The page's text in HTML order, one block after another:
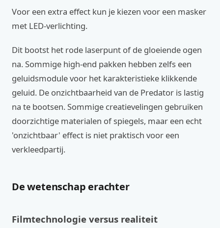
Voor een extra effect kun je kiezen voor een masker
met LED-verlichting.
Dit bootst het rode laserpunt of de gloeiende ogen
na. Sommige high-end pakken hebben zelfs een
geluidsmodule voor het karakteristieke klikkende
geluid. De onzichtbaarheid van de Predator is lastig
na te bootsen. Sommige creatievelingen gebruiken
doorzichtige materialen of spiegels, maar een echt
'onzichtbaar' effect is niet praktisch voor een
verkleedpartij.
De wetenschap erachter
Filmtechnologie versus realiteit